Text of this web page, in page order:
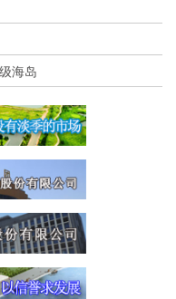
海岛